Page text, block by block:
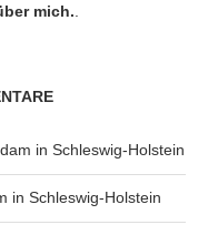
mich.
in Schleswig-Holstein
in Schleswig-Holstein